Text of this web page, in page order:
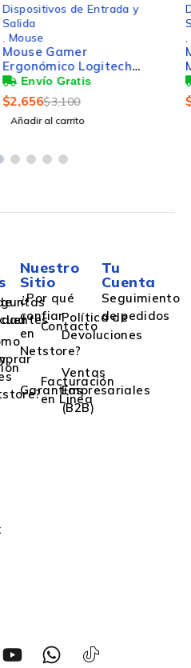
Dispositivos de Entrada y
Salida
,Mouse
Mouse Logitech Óptico
M185, Inalámbrico,
1000DPI, Rojo/Negro
$268
Añadir al carrito
Nuestro
Sitio
¿Por qué
confiar
en
Netstore?
Contacto
Política de
Devoluciones
Garantías
Facturación
en Linea
Ventas
Empresariales
(B2B)
Tu
Cuenta
Seguimiento
de pedidos